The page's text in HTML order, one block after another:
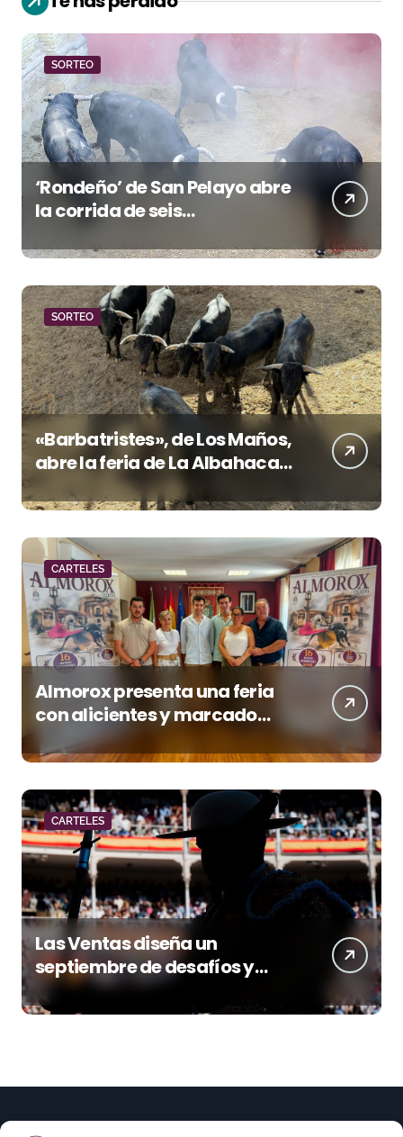
SORTEO
‘Rondeño’ de San Pelayo abre
la corrida de seis
rejoneadores en El Puerto de
Santa María esta noche
SORTEO
«Barbatristes», de Los Maños,
abre la feria de La Albahaca
de Huesca
CARTELES
Almorox presenta una feria
con alicientes y marcado
acento torista
CARTELES
Las Ventas diseña un
septiembre de desafíos y
variedad ganadera